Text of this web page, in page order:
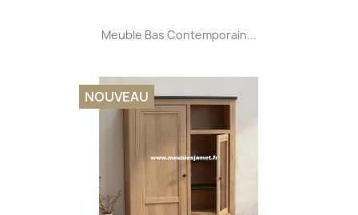
Meuble Bas Contemporain...
NOUVEAU